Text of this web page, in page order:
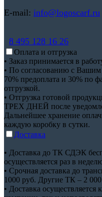
E-mail: info@logoscarf.ru
8 495 128 16 26
Оплата и отгрузка
• Заказ принимается в
• По согласованию с
70% предоплата и 30% по
отгрузкой.
• Отгрузка готовой
ТРЕХ ДНЕЙ после
Дальнейшее хранение
каждую коробку в сутки.
Доставка
• Доставка до ТК СДЭК
осуществляется раз в
• Срочная доставка до
1000 руб. Другие ТК – 2
• Доставка осуществляется